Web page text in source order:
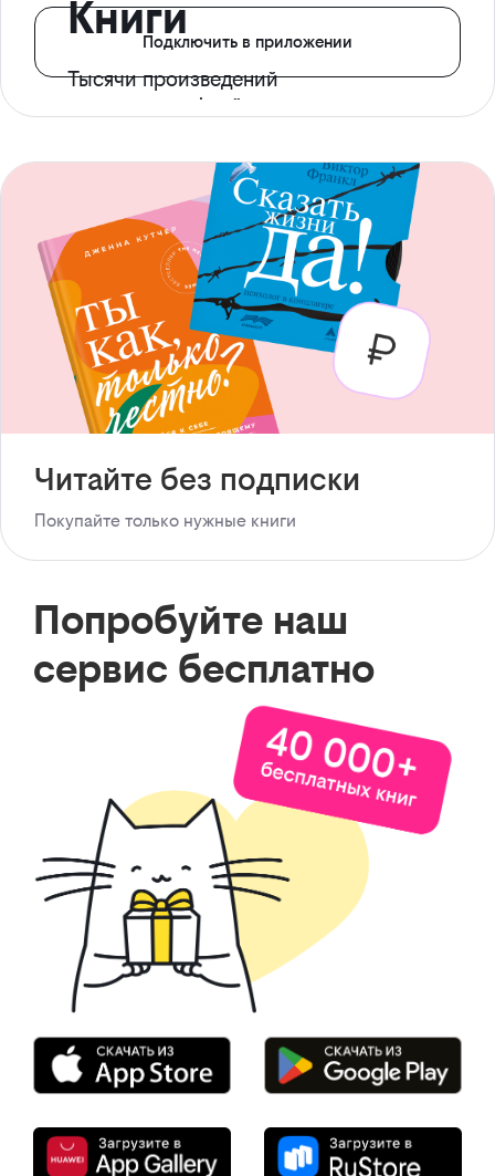
Книги
Тысячи произведений
с доступом офлайн
Подключить в приложении
Читайте без подписки
Покупайте только нужные книги
Попробуйте наш
сервис бесплатно